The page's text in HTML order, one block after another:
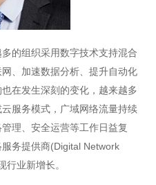
的组织采用数字技术支持混合
、加速数据分析、提升自动化
在发生深刻的变化，越来越多
服务模式，广域网络流量持续
理、安全运营等工作日益复
务提供商(Digital Network
行业新增长。